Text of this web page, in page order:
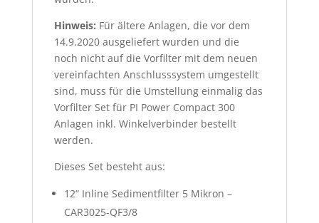
Hinweis: Für ältere Anlagen, die vor dem
14.9.2020 ausgeliefert wurden und die
noch nicht auf die Vorfilter mit dem neuen
vereinfachten Anschlusssystem umgestellt
sind, muss für die Umstellung einmalig das
Vorfilter Set für PI Power Compact 300
Anlagen inkl. Winkelverbinder bestellt
werden.
Dieses Set besteht aus:
12“ Inline Sedimentfilter 5 Mikron –
CAR3025-QF3/8